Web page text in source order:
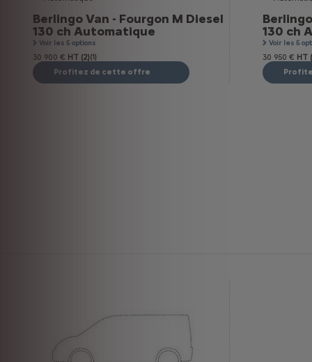
Berlingo Van - Fourgon M Diesel
130 ch Automatique
Voir les 5 options
30 900 € HT (2)(1)
Profitez de cette offre
130 ch
Voir les 5
30 950 € HT